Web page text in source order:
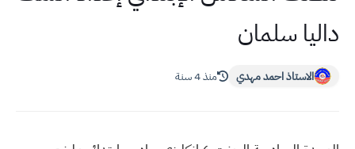
داليا سلمان
الاستاذ احمد مهدي منذ 4 سنة